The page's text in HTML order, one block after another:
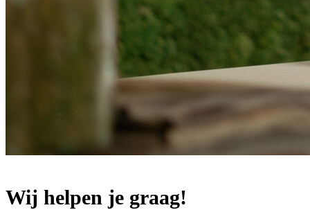
Wij helpen je graag!